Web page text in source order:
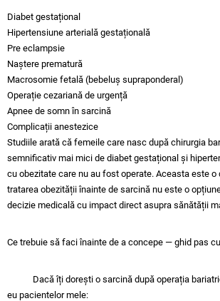
Diabet gestațional
Hipertensiune arterială gestațională
Pre eclampsie
Naștere prematură
Macrosomie fetală (bebeluș supraponderal)
Operație cezariană de urgență
Apnee de somn în sarcină
Complicații anestezice
Studiile arată că femeile care nasc după chirurgia
semnificativ mai mici de diabet gestațional și
cu obezitate care nu au fost operate. Aceasta este o
tratarea obezității înainte de sarcină nu este o
decizie medicală cu impact direct asupra sănătății
Ce trebuie să faci înainte de a concepe — ghid pas
Dacă îți dorești o sarcină după operația
eu pacientelor mele: